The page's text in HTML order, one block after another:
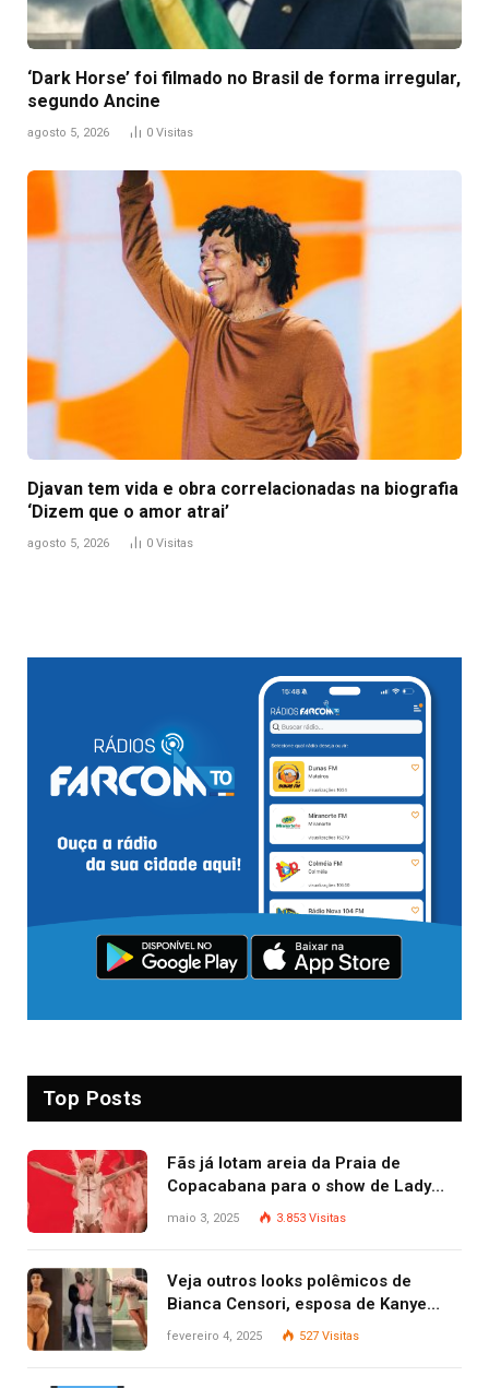
‘Dark Horse’ foi filmado no Brasil de forma irregular,
segundo Ancine
agosto 5, 2026 0 Visitas
Djavan tem vida e obra correlacionadas na biografia
‘Dizem que o amor atrai’
agosto 5, 2026 0 Visitas
Top Posts
Fãs já lotam areia da Praia de
Copacabana para o show de Lady
Gaga
maio 3, 2025 3.853 Visitas
Veja outros looks polêmicos de
Bianca Censori, esposa de Kanye
West que apareceu nua no Grammy
fevereiro 4, 2025 527 Visitas